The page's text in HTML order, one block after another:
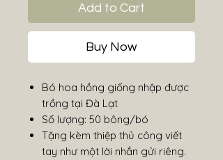
Add to Cart
Buy Now
Bó hoa hồng giống nhập được
trồng tại Đà Lạt
Số lượng: 50 bông/bó
Tặng kèm thiệp thủ công viết
tay như một lời nhắn gửi riêng.